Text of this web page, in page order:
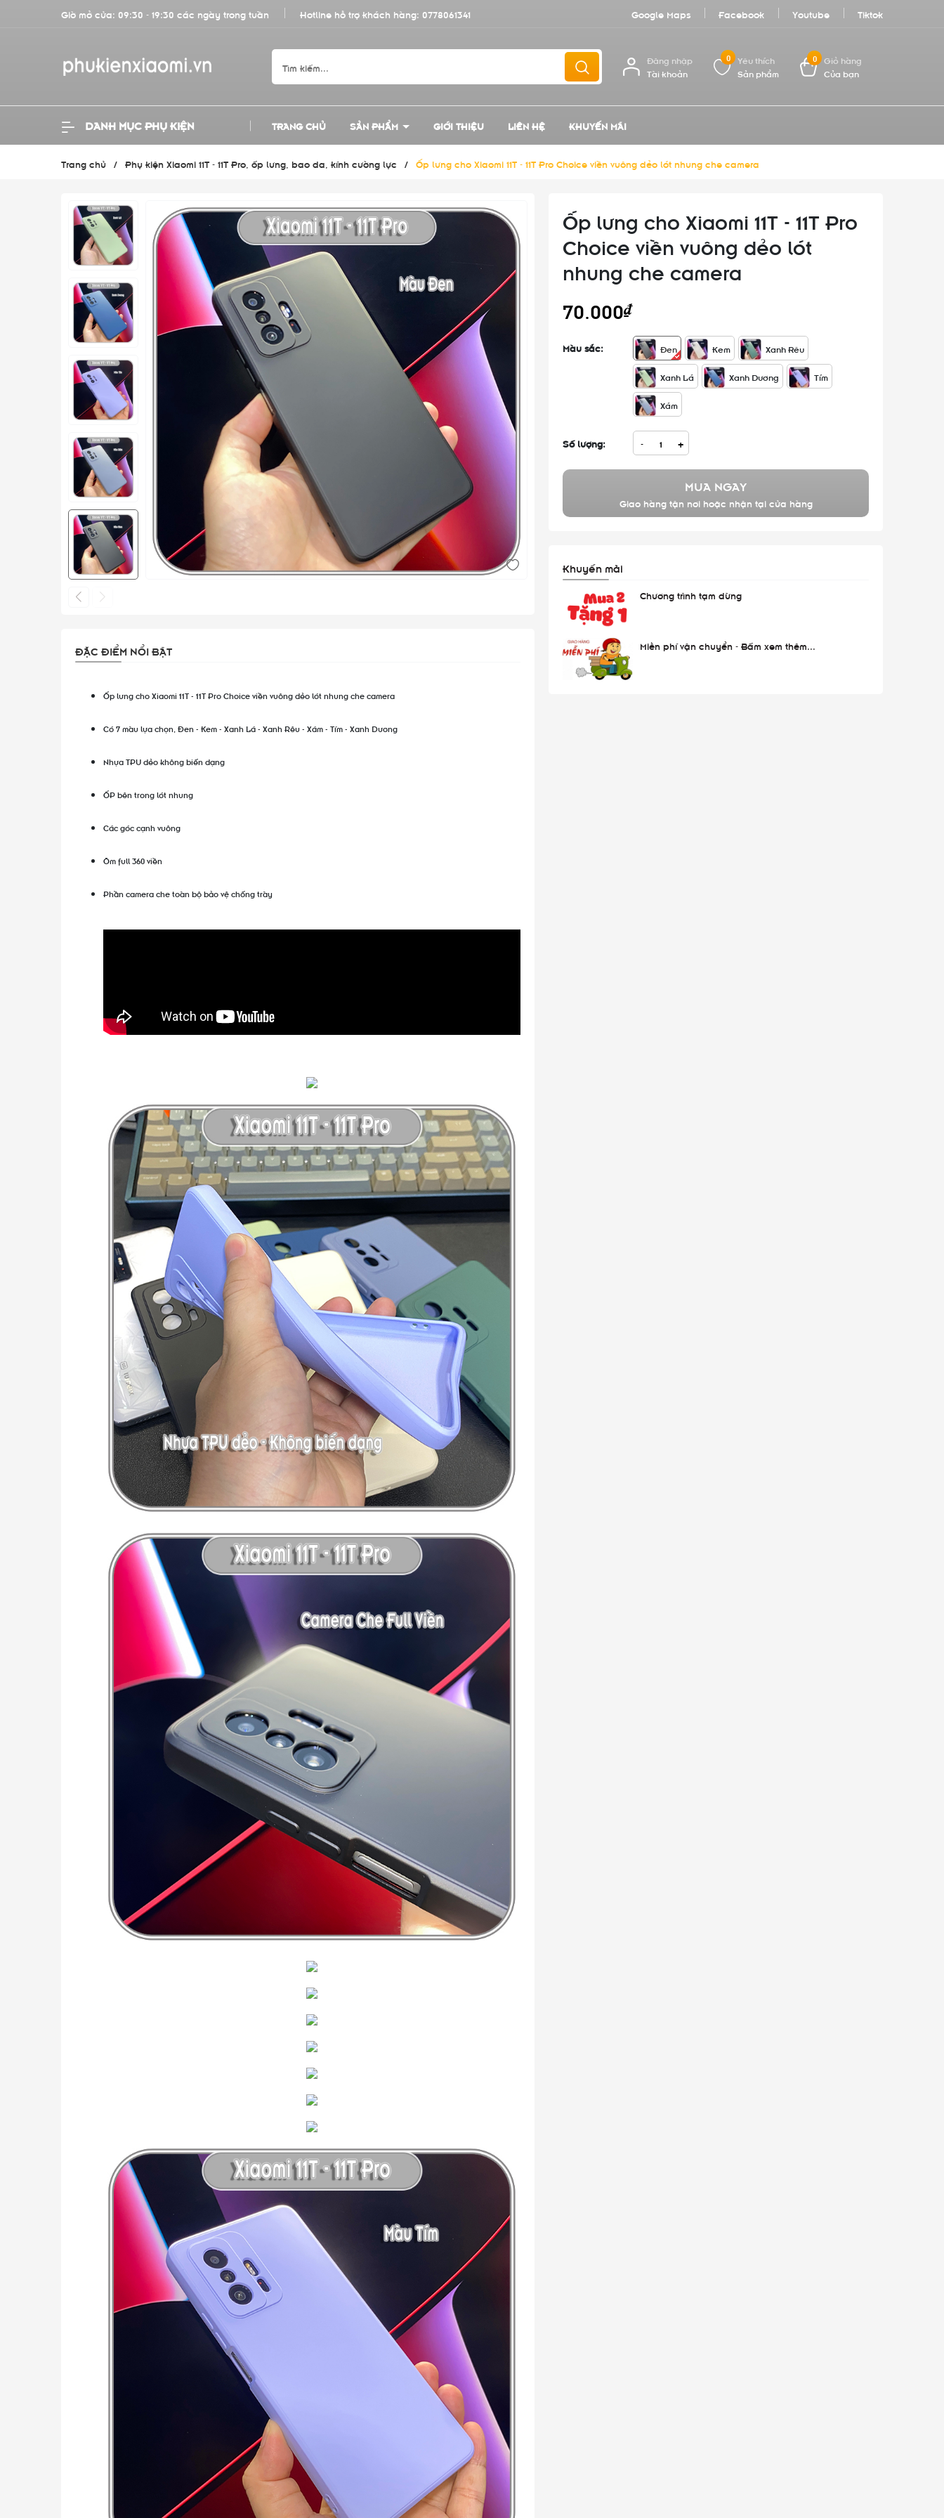
Giờ mở cửa: 09:30 - 19:30 các ngày trong tuần Hotline hỗ trợ khách hàng: 0778061341 Google Maps Facebook Youtube Tiktok
Đăng nhập
Tài khoản
0
Yêu thích
Sản phẩm
0
Giỏ hàng
Của bạn
DANH MỤC PHỤ KIỆN TRANG CHỦ SẢN PHẨM GIỚI THIỆU LIÊN HỆ KHUYẾN MÃI
Trang chủ / Phụ kiện Xiaomi 11T - 11T Pro, ốp lưng, bao da, kính cường lực / Ốp lưng cho Xiaomi 11T - 11T Pro Choice viền vuông dẻo lót nhung che camera
ĐẶC ĐIỂM NỔI BẬT
Ốp lưng cho Xiaomi 11T - 11T Pro Choice viền vuông dẻo lót nhung che camera
Có 7 màu lựa chọn, Đen - Kem - Xanh Lá - Xanh Rêu - Xám - Tím - Xanh Dương
Nhựa TPU dẻo không biến dạng
ỐP bên trong lót nhung
Các góc cạnh vuông
Ôm full 360 viền
Phần camera che toàn bộ bảo vệ chống trày
Ốp lưng cho Xiaomi 11T - 11T Pro
Choice viền vuông dẻo lót
nhung che camera
70.000₫
Màu sắc: Đen Kem Xanh Rêu
Xanh Lá Xanh Dương Tím
Xám
Số lượng: - +
MUA NGAY
Giao hàng tận nơi hoặc nhận tại cửa hàng
Khuyến mãi
Chương trình tạm dừng
Miễn phí vận chuyển - Bấm xem thêm...